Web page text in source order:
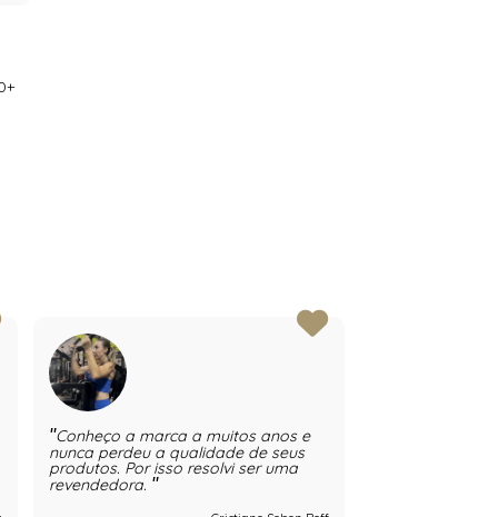
Conheço a marca a muitos anos e
nunca perdeu a qualidade de seus
produtos. Por isso resolvi ser uma
revendedora.